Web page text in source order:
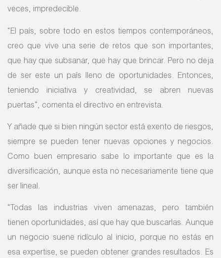
veces, impredecible.
“El país, sobre todo en estos tiempos contemporáneos,
creo que vive una serie de retos que son importantes,
que hay que subsanar, que hay que brincar. Pero no deja
de ser este un país lleno de oportunidades. Entonces,
teniendo iniciativa y creatividad, se abren nuevas
puertas”, comenta el directivo en entrevista.
Y añade que si bien ningún sector está exento de riesgos,
siempre se pueden tener nuevas opciones y negocios.
Como buen empresario sabe lo importante que es la
diversificación, aunque esta no necesariamente tiene que
ser lineal.
“Todas las industrias viven amenazas, pero también
tienen oportunidades, así que hay que buscarlas. Aunque
un negocio suene ridículo al inicio, porque no estás en
esa expertise, se pueden obtener grandes resultados. Es